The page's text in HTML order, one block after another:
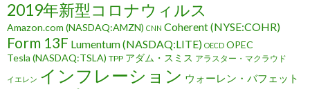
2019年新型コロナウィルス
Amazon.com (NASDAQ:AMZN) CNN Coherent (NYSE:COHR)
Form 13F Lumentum (NASDAQ:LITE) OECD OPEC
Tesla (NASDAQ:TSLA) TPP アダム・スミス アラスター・マクラウド
イエレン インフレーション ウォーレン・バフェット